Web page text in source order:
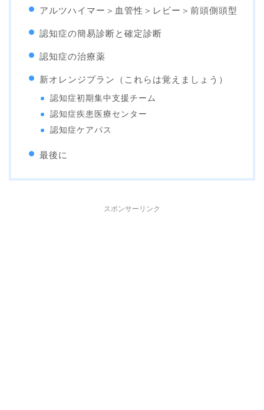
アルツハイマー＞血管性＞レビー＞前頭側頭型
認知症の簡易診断と確定診断
認知症の治療薬
新オレンジプラン（これらは覚えましょう）
認知症初期集中支援チーム
認知症疾患医療センター
認知症ケアパス
最後に
スポンサーリンク